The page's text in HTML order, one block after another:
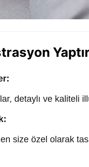
detaylı ve kaliteli
size özel olarak